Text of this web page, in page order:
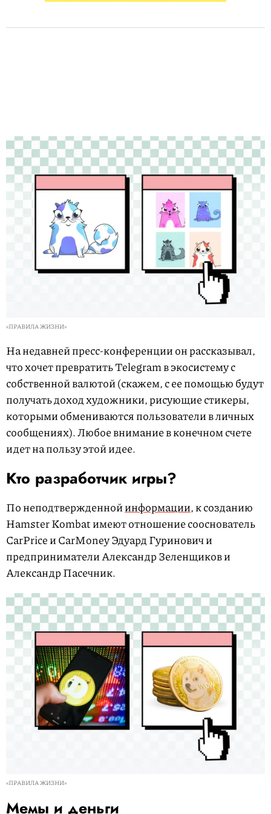
«ПРАВИЛА ЖИЗНИ»
На недавней пресс-конференции он рассказывал,
что хочет превратить Telegram в экосистему с
собственной валютой (скажем, с ее помощью будут
получать доход художники, рисующие стикеры,
которыми обмениваются пользователи в личных
сообщениях). Любое внимание в конечном счете
идет на пользу этой идее.
Кто разработчик игры?
По неподтвержденнойинформации, к созданию
Hamster Kombat имеют отношение сооснователь
CarPrice и CarMoney Эдуард Гуринович и
предприниматели Александр Зеленщиков и
Александр Пасечник.
«ПРАВИЛА ЖИЗНИ»
Мемы и деньги